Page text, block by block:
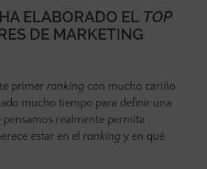
ELABORADO EL TOP
DE MARKETING
primer ranking con mucho cariño
mucho tiempo para definir una
realmente permita
estar en el ranking y en qué